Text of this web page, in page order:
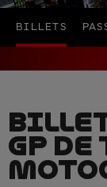
BILLETS
GP